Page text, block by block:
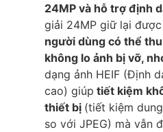
24MP và hỗ trợ định
giải 24MP giữ lại được
người dùng có thể
không lo ảnh bị vỡ,
dạng ảnh HEIF (Định
cao) giúp tiết kiệm
thiết bị (tiết kiệm
so với JPEG) mà vẫn